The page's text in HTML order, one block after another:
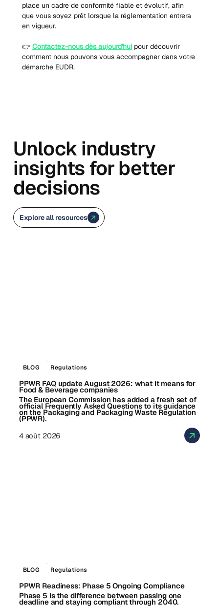
place un cadre de conformité fiable et évolutif, afin
que vous soyez prêt lorsque la réglementation entrera
en vigueur.
👉 Contactez-nous dès aujourd'hui pour découvrir
comment nous pouvons vous accompagner dans votre
démarche EUDR.
Unlock industry
insights for better
decisions
Explore all resources
BLOG Regulations
PPWR FAQ update August 2026: what it means for
Food & Beverage companies
The European Commission has added a fresh set of
official Frequently Asked Questions to its guidance
on the Packaging and Packaging Waste Regulation
(PPWR).
4 août 2026
BLOG Regulations
PPWR Readiness: Phase 5 Ongoing Compliance
Phase 5 is the difference between passing one
deadline and staying compliant through 2040.